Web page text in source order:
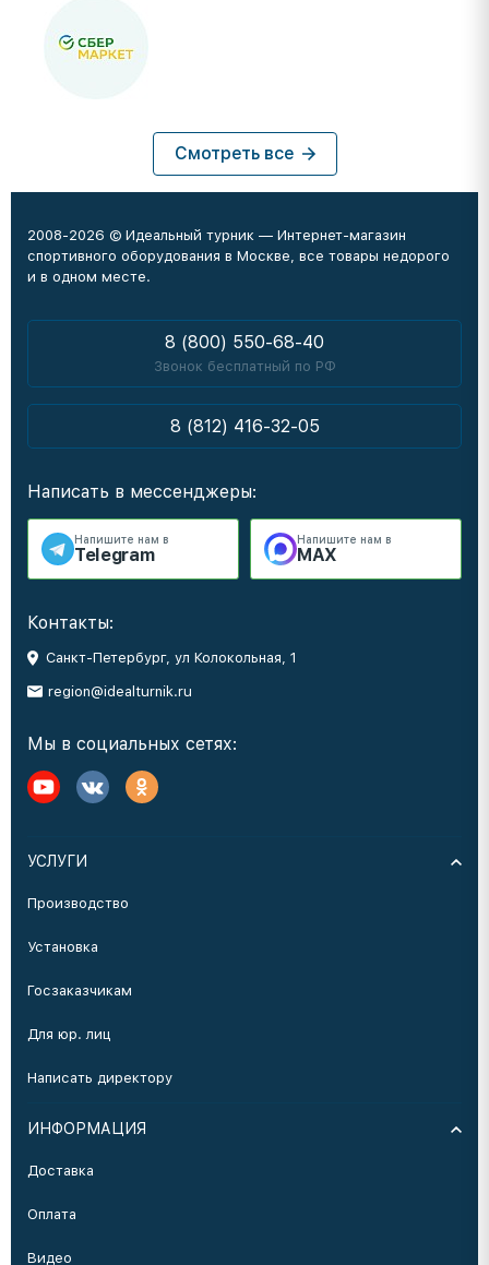
Смотреть все
2008-2026 © Идеальный турник — Интернет-магазин
спортивного оборудования в Москве, все товары недорого
и в одном месте.
8 (800) 550-68-40
Звонок бесплатный по РФ
8 (812) 416-32-05
Написать в мессенджеры:
Напишите нам в
Telegram
Напишите нам в
MAX
Контакты:
Санкт-Петербург, ул Колокольная, 1
region@idealturnik.ru
Мы в социальных сетях:
УСЛУГИ
Производство
Установка
Госзаказчикам
Для юр. лиц
Написать директору
ИНФОРМАЦИЯ
Доставка
Оплата
Видео